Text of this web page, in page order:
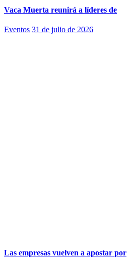
Vaca Muerta reunirá a líderes de
Eventos 31 de julio de 2026
Las empresas vuelven a apostar por